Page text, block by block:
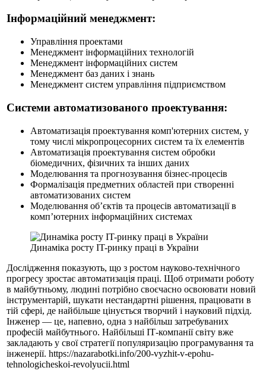
Інформаційний менеджмент:
Управління проектами
Менеджмент інформаційних технологій
Менеджмент інформаційних систем
Менеджмент баз даних і знань
Менеджмент систем управління підприємством
Системи автоматизованого проектування:
Автоматизація проектування комп'ютерних систем, у
тому числі мікропроцесорних систем та їх елементів
Автоматизація проектування систем обробки
біомедичних, фізичних та інших даних
Моделювання та прогнозування бізнес-процесів
Формалізація предметних областей при створенні
автоматизованих систем
Моделювання об’єктів та процесів автоматизації в
комп’ютерних інформаційних системах
Динаміка росту ІT-ринку праці в України
Дослідження показують, що з ростом науково-технічного
прогресу зростає автоматизація праці. Щоб отримати роботу
в майбутньому, людині потрібно своєчасно освоювати новий
інструментарій, шукати нестандартні рішення, працювати в
тій сфері, де найбільше цінується творчий і науковий підхід.
Інженер — це, напевно, одна з найбільш затребуваних
професій майбутнього. Найбільші ІТ-компанії світу вже
закладають у свої стратегії популяризацію програмування та
інженерії. https://nazarabotki.info/200-vyzhit-v-epohu-
tehnologicheskoi-revolyucii.html